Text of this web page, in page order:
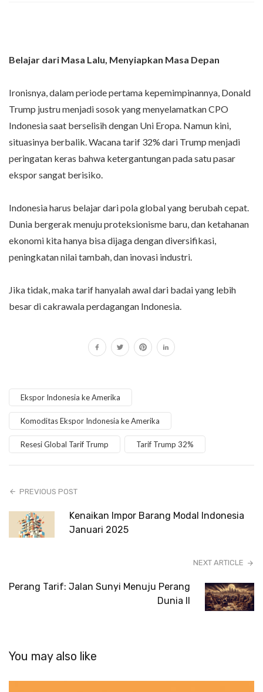
Belajar dari Masa Lalu, Menyiapkan Masa Depan
Ironisnya, dalam periode pertama kepemimpinannya, Donald
Trump justru menjadi sosok yang menyelamatkan CPO
Indonesia saat berselisih dengan Uni Eropa. Namun kini,
situasinya berbalik. Wacana tarif 32% dari Trump menjadi
peringatan keras bahwa ketergantungan pada satu pasar
ekspor sangat berisiko.
Indonesia harus belajar dari pola global yang berubah cepat.
Dunia bergerak menuju proteksionisme baru, dan ketahanan
ekonomi kita hanya bisa dijaga dengan diversifikasi,
peningkatan nilai tambah, dan inovasi industri.
Jika tidak, maka tarif hanyalah awal dari badai yang lebih
besar di cakrawala perdagangan Indonesia.
Ekspor Indonesia ke Amerika
Komoditas Ekspor Indonesia ke Amerika
Resesi Global Tarif Trump Tarif Trump 32%
PREVIOUS POST
Kenaikan Impor Barang Modal Indonesia
Januari 2025
NEXT ARTICLE
Perang Tarif: Jalan Sunyi Menuju Perang
Dunia II
You may also like